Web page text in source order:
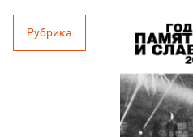
Рубрика